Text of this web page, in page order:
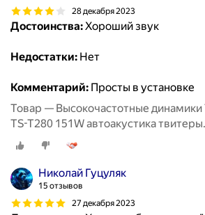
28 декабря 2023
Достоинства:Хороший звук
Недостатки: Нет
Комментарий: Просты в установке
Товар — Высокочастотные
TS-T280 151W автоакустика
Вч динамики колонки пищалки для
Николай Гуцуляк
15 отзывов
27 декабря 2023